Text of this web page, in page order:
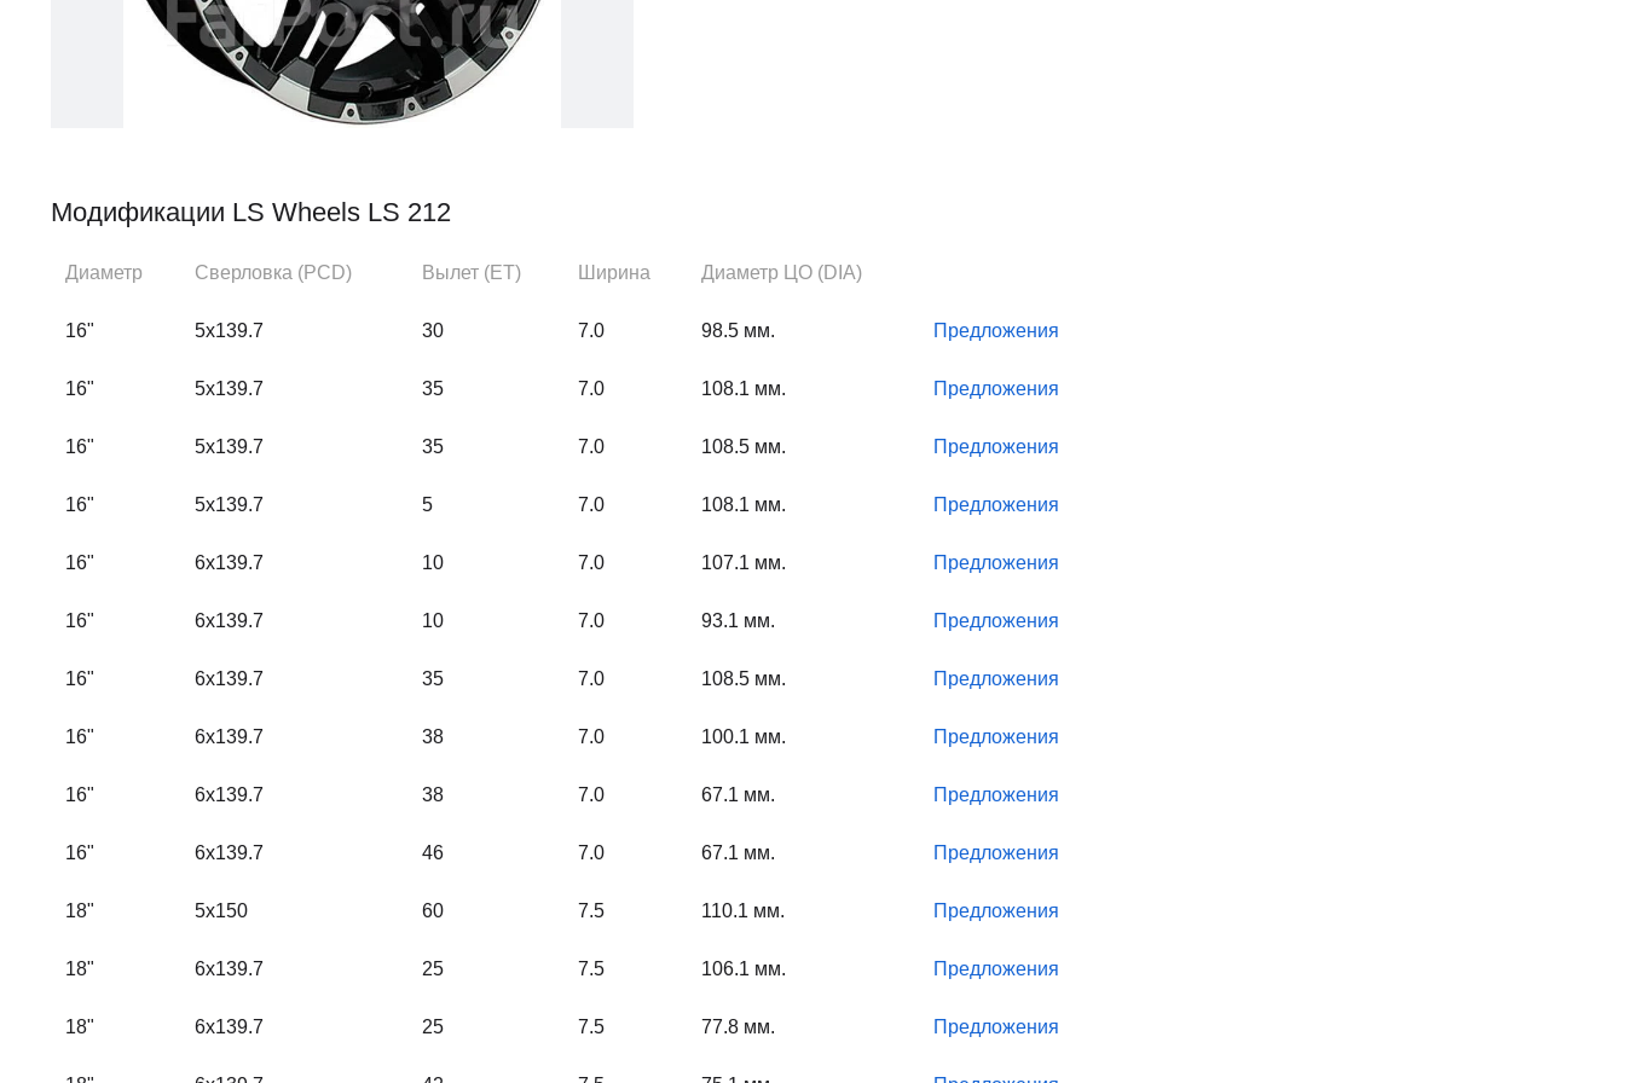
Модификации LS Wheels LS 212
Диаметр Сверловка (PCD) Вылет (ЕТ) Ширина Диаметр ЦО (DIA)
16" 5x139.7 30 7.0 98.5 мм. Предложения
16" 5x139.7 35 7.0 108.1 мм. Предложения
16" 5x139.7 35 7.0 108.5 мм. Предложения
16" 5x139.7 5 7.0 108.1 мм. Предложения
16" 6x139.7 10 7.0 107.1 мм. Предложения
16" 6x139.7 10 7.0 93.1 мм. Предложения
16" 6x139.7 35 7.0 108.5 мм. Предложения
16" 6x139.7 38 7.0 100.1 мм. Предложения
16" 6x139.7 38 7.0 67.1 мм. Предложения
16" 6x139.7 46 7.0 67.1 мм. Предложения
18" 5x150 60 7.5 110.1 мм. Предложения
18" 6x139.7 25 7.5 106.1 мм. Предложения
18" 6x139.7 25 7.5 77.8 мм. Предложения